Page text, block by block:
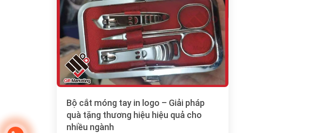
Bộ cắt móng tay in logo – Giải pháp
quà tặng thương hiệu hiệu quả cho
nhiều ngành